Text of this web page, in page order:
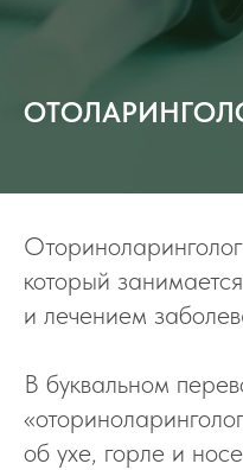
который
и лечением
В буквальном
об ухе, горле и